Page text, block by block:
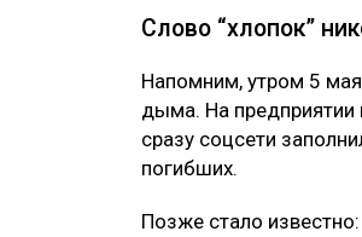
Слово “хлопок”
Напомним, утром 5
дыма. На предприятии
сразу соцсети
погибших.
Позже стало